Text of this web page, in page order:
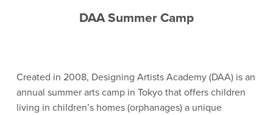
DAA Summer Camp
Created in 2008, Designing Artists Academy (DAA) is an
annual summer arts camp in Tokyo that offers children
living in children’s homes (orphanages) a unique